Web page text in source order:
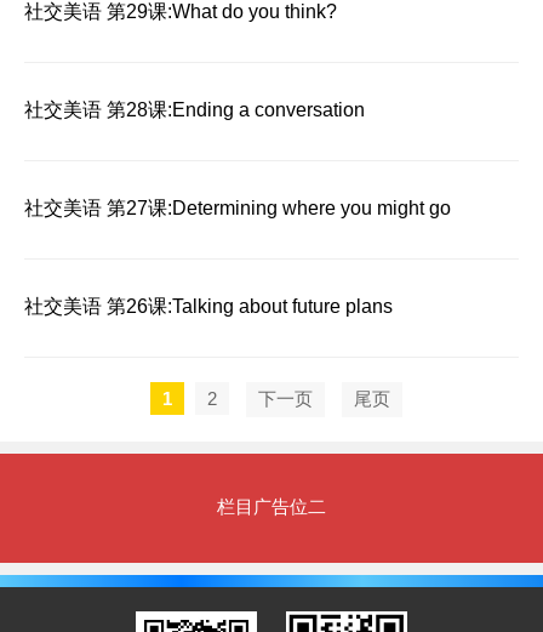
社交美语 第29课:What do you think?
社交美语 第28课:Ending a conversation
社交美语 第27课:Determining where you might go
社交美语 第26课:Talking about future plans
1 2 下一页 尾页
栏目广告位二